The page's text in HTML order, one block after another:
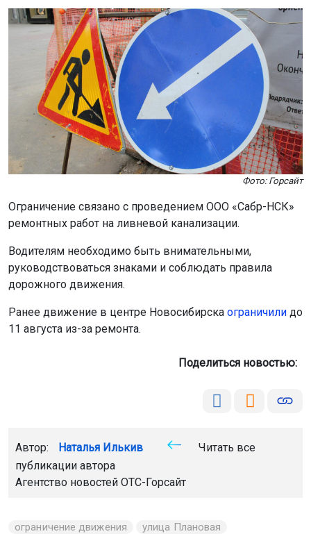
Фото: Горсайт
Ограничение связано с проведением ООО «Сабр-НСК»
ремонтных работ на ливневой канализации.
Водителям необходимо быть внимательными,
руководствоваться знаками и соблюдать правила
дорожного движения.
Ранее движение в центре Новосибирска ограничили до
11 августа из-за ремонта.
Поделиться новостью:
Автор: Наталья Илькив
Читать все
публикации автора
Агентство новостей ОТС-Горсайт
ограничение движения
улица Плановая